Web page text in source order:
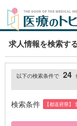
求人情報を検索す
以下の検索条件で 24
検索条件 【都道府県】